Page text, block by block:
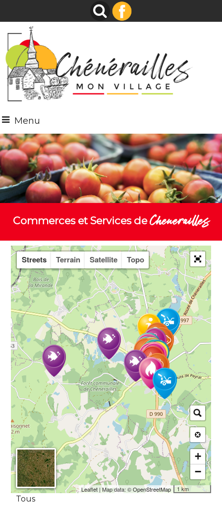
Menu
Commerces et Services deChenerailles
Streets Terrain Satellite Topo
+
−
1 km
Leaflet| Map data: ©OpenStreetMap
Tous